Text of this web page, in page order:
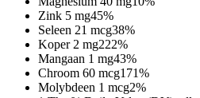
Zink 5 mg45%
Seleen 21 mcg38%
Koper 2 mg222%
Mangaan 1 mg43%
Chroom 60 mcg171%
Molybdeen 1 mcg2%